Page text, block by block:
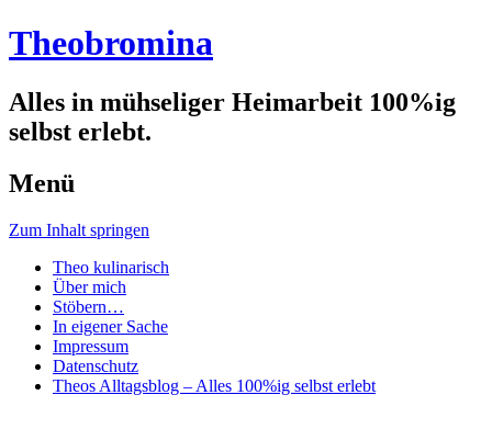
Theobromina
Alles in mühseliger Heimarbeit 100%ig
selbst erlebt.
Menü
Zum Inhalt springen
Theo kulinarisch
Über mich
Stöbern…
In eigener Sache
Impressum
Datenschutz
Theos Alltagsblog – Alles 100%ig selbst erlebt